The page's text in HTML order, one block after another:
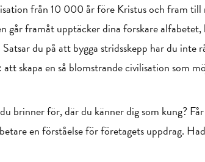
från 10 000 år före Kristus och fram
går framåt upptäcker dina forskare
du på att bygga stridsskepp har du
skapa en så blomstrande civilisation som
brinner för, där du känner dig som kung?
en förståelse för företagets uppdrag.